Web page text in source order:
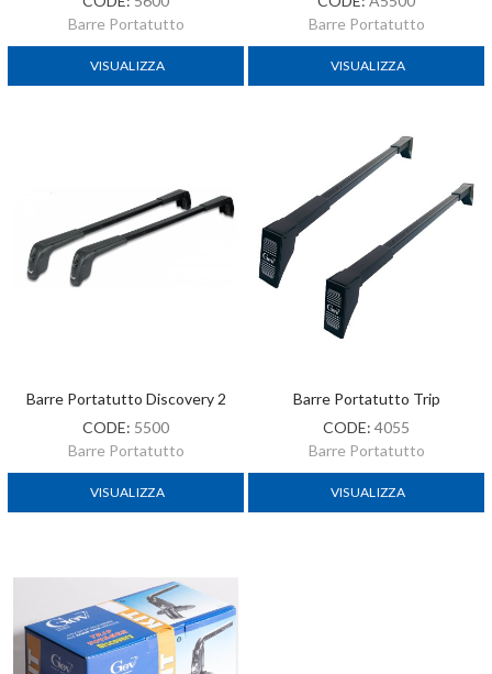
Barre Portatutto
VISUALIZZA
Barre Portatutto
VISUALIZZA
Barre Portatutto Discovery 2
CODE: 5500
Barre Portatutto
VISUALIZZA
Barre Portatutto Trip
CODE: 4055
Barre Portatutto
VISUALIZZA